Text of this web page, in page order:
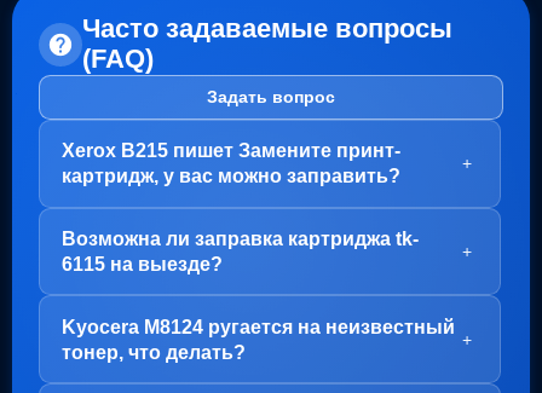
Часто задаваемые вопросы
(FAQ)
Задать вопрос
Xerox B215 пишет Замените принт-
картридж, у вас можно заправить?
+
В вашем случае, заправка картриджа не требуется.
Проблема с блоком барабана (Принт-картридж), у
него просто закончился ресурс.
Варианта два:
1. Привозите вам, мы его чистим, меняем чип и
Возможна ли заправка картриджа tk-
6115 на выезде?
+
Да, заправка картриджа TK-6115 возможна как в
нашем офисе на Пролетарской, так и на выезде.
Но есть важный момент - первый раз картридж
Kyocera M8124 ругается на неизвестный
тонер, что делать?
+